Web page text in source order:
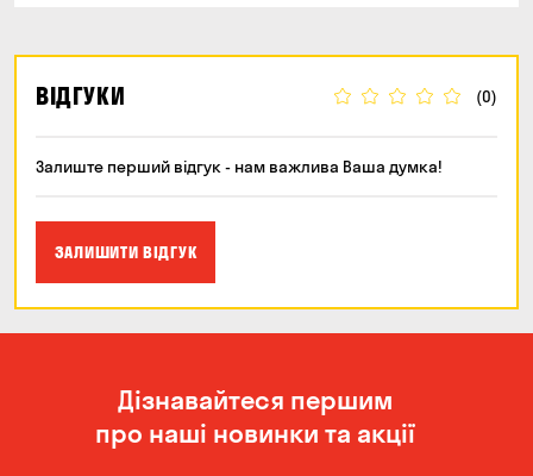
ВІДГУКИ (0)
Залиште перший відгук - нам важлива Ваша думка!
ЗАЛИШИТИ ВІДГУК
Дізнавайтеся першим
про наші новинки та акції